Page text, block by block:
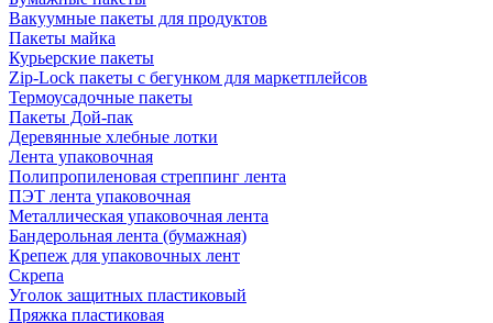
Вакуумные пакеты для продуктов
Пакеты майка
Курьерские пакеты
Zip-Lock пакеты с бегунком для маркетплейсов
Термоусадочные пакеты
Пакеты Дой-пак
Деревянные хлебные лотки
Лента упаковочная
Полипропиленовая стреппинг лента
ПЭТ лента упаковочная
Металлическая упаковочная лента
Бандерольная лента (бумажная)
Крепеж для упаковочных лент
Скрепа
Уголок защитных пластиковый
Пряжка пластиковая